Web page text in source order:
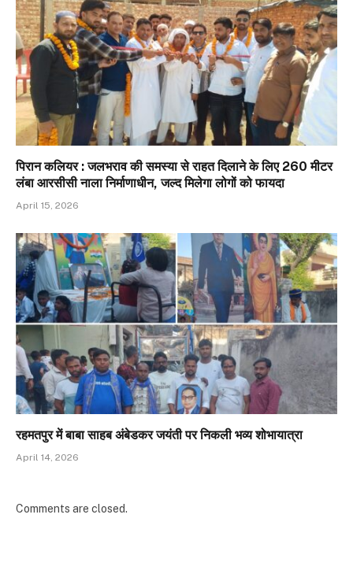
पिरान कलियर : जलभराव की समस्या से राहत दिलाने के लिए 260 मीटर
लंबा आरसीसी नाला निर्माणाधीन, जल्द मिलेगा लोगों को फायदा
April 15, 2026
रहमतपुर में बाबा साहब अंबेडकर जयंती पर निकली भव्य शोभायात्रा
April 14, 2026
Comments are closed.